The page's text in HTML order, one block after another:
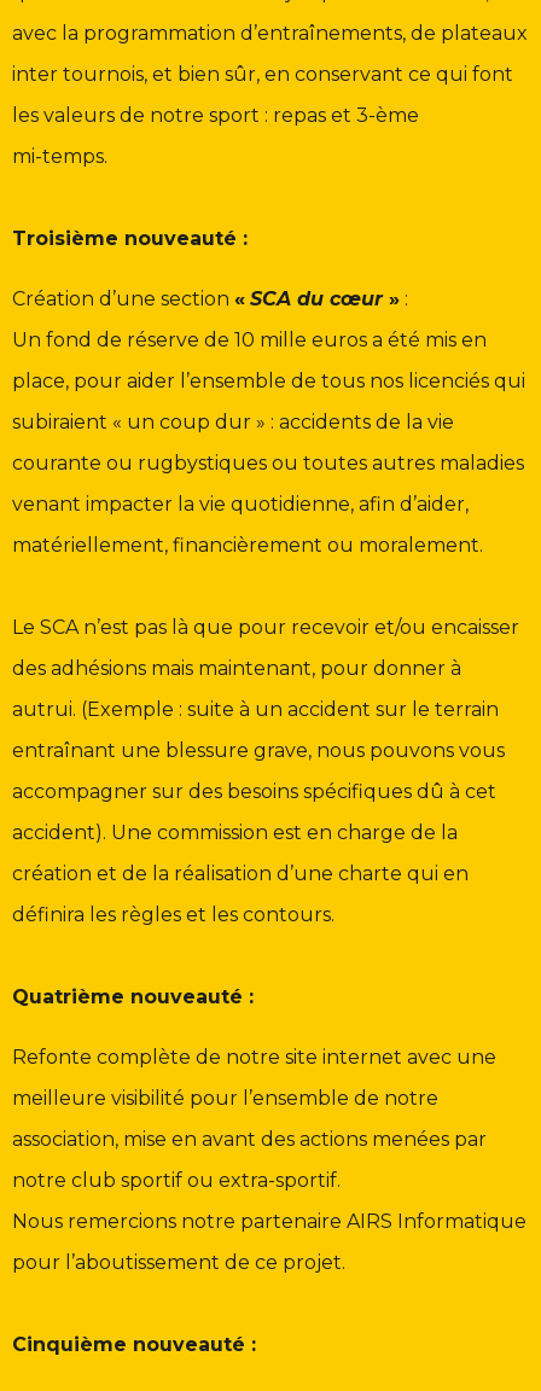
avec la programmation d’entraînements, de plateaux
inter tournois, et bien sûr, en conservant ce qui font
les valeurs de notre sport : repas et 3-ème
mi-temps.
Troisième nouveauté :
Création d’une section « SCA du cœur» :
Un fond de réserve de 10 mille euros a été mis en
place, pour aider l’ensemble de tous nos licenciés qui
subiraient « un coup dur » : accidents de la vie
courante ou rugbystiques ou toutes autres maladies
venant impacter la vie quotidienne, afin d’aider,
matériellement, financièrement ou moralement.
Le SCA n’est pas là que pour recevoir et/ou encaisser
des adhésions mais maintenant, pour donner à
autrui. (Exemple : suite à un accident sur le terrain
entraînant une blessure grave, nous pouvons vous
accompagner sur des besoins spécifiques dû à cet
accident). Une commission est en charge de la
création et de la réalisation d’une charte qui en
définira les règles et les contours.
Quatrième nouveauté :
Refonte complète de notre site internet avec une
meilleure visibilité pour l’ensemble de notre
association, mise en avant des actions menées par
notre club sportif ou extra-sportif.
Nous remercions notre partenaire AIRS Informatique
pour l’aboutissement de ce projet.
Cinquième nouveauté :